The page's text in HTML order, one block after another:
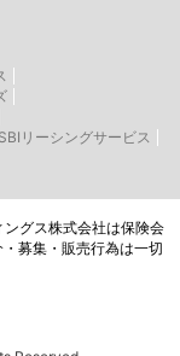
リーシングサービス
グス株式会社は保険会
募集・販売行為は一切